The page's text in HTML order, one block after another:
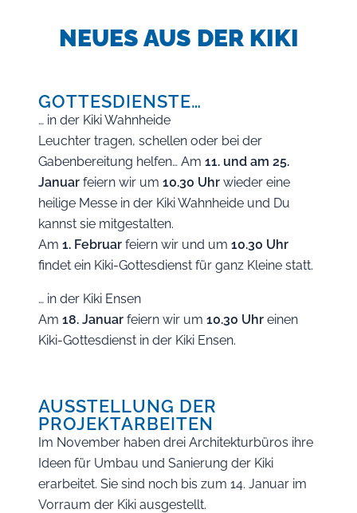
NEUES AUS DER KIKI
GOTTESDIENSTE…
… in der Kiki Wahnheide
Leuchter tragen, schellen oder bei der
Gabenbereitung helfen… Am 11. und am 25.
Januar feiern wir um 10.30 Uhr wieder eine
heilige Messe in der Kiki Wahnheide und Du
kannst sie mitgestalten.
Am 1. Februar feiern wir und um 10.30 Uhr
findet ein Kiki-Gottesdienst für ganz Kleine statt.
… in der Kiki Ensen
Am 18. Januar feiern wir um 10.30 Uhr einen
Kiki-Gottesdienst in der Kiki Ensen.
AUSSTELLUNG DER
PROJEKTARBEITEN
Im November haben drei Architekturbüros ihre
Ideen für Umbau und Sanierung der Kiki
erarbeitet. Sie sind noch bis zum 14. Januar im
Vorraum der Kiki ausgestellt.